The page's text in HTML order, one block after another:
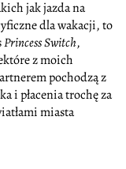
jak jazda na
dla wakacji, to
Princess Switch,
z moich
pochodzą z
i płacenia trochę za
miasta